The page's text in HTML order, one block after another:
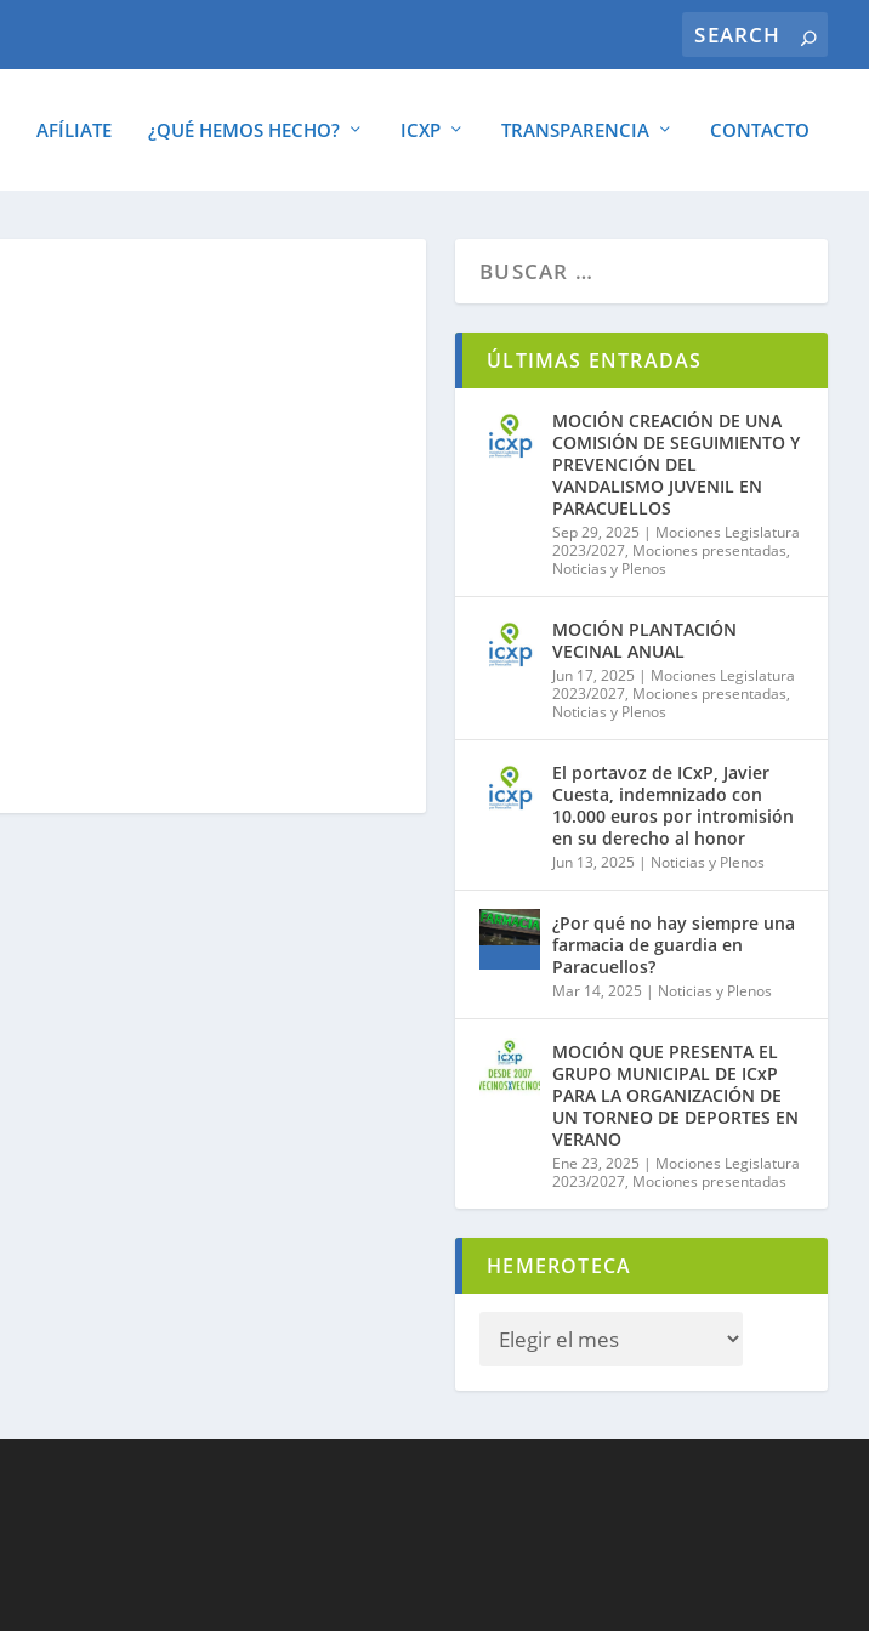
AFÍLIATE ¿QUÉ HEMOS HECHO? ICXP TRANSPARENCIA CONTACTO
ÚLTIMAS ENTRADAS
MOCIÓN CREACIÓN DE UNA
COMISIÓN DE SEGUIMIENTO Y
PREVENCIÓN DEL
VANDALISMO JUVENIL EN
PARACUELLOS
Sep 29, 2025 | Mociones Legislatura
2023/2027, Mociones presentadas,
Noticias y Plenos
MOCIÓN PLANTACIÓN
VECINAL ANUAL
Jun 17, 2025 | Mociones Legislatura
2023/2027, Mociones presentadas,
Noticias y Plenos
El portavoz de ICxP, Javier
Cuesta, indemnizado con
10.000 euros por intromisión
en su derecho al honor
Jun 13, 2025 | Noticias y Plenos
¿Por qué no hay siempre una
farmacia de guardia en
Paracuellos?
Mar 14, 2025 | Noticias y Plenos
MOCIÓN QUE PRESENTA EL
GRUPO MUNICIPAL DE ICxP
PARA LA ORGANIZACIÓN DE
UN TORNEO DE DEPORTES EN
VERANO
Ene 23, 2025 | Mociones Legislatura
2023/2027, Mociones presentadas
HEMEROTECA